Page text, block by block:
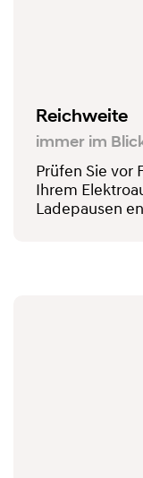
Reichweite
immer im
Prüfen Sie vor
Ihrem
Ladepausen